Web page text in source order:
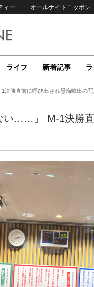
ィー オールナイトニッポン
ライフ 新着記事
勝直前に呼び出され愚痴噴出の写
い……」 M-1決勝